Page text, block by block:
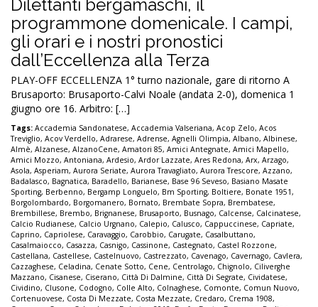
Dilettanti bergamaschi, il
programmone domenicale. I campi,
gli orari e i nostri pronostici
dall’Eccellenza alla Terza
PLAY-OFF ECCELLENZA 1° turno nazionale, gare di ritorno A
Brusaporto: Brusaporto-Calvi Noale (andata 2-0), domenica 1
giugno ore 16. Arbitro: […]
Tags: Accademia Sandonatese, Accademia Valseriana, Acop Zelo, Acos
Treviglio, Acov Verdello, Adrarese, Adrense, Agnelli Olimpia, Albano, Albinese,
Almè, Alzanese, AlzanoCene, Amatori 85, Amici Antegnate, Amici Mapello,
Amici Mozzo, Antoniana, Ardesio, Ardor Lazzate, Ares Redona, Arx, Arzago,
Asola, Asperiam, Aurora Seriate, Aurora Travagliato, Aurora Trescore, Azzano,
Badalasco, Bagnatica, Baradello, Barianese, Base 96 Seveso, Basiano Masate
Sporting, Berbenno, Bergamp Longuelo, Bm Sporting, Boltiere, Bonate 1951,
Borgolombardo, Borgomanero, Bornato, Brembate Sopra, Brembatese,
Brembillese, Brembo, Brignanese, Brusaporto, Busnago, Calcense, Calcinatese,
Calcio Rudianese, Calcio Urgnano, Calepio, Calusco, Cappuccinese, Capriate,
Caprino, Capriolese, Caravaggio, Carobbio, Carugate, Casalbuttano,
Casalmaiocco, Casazza, Casnigo, Cassinone, Castegnato, Castel Rozzone,
Castellana, Castellese, Castelnuovo, Castrezzato, Cavenago, Cavernago, Cavlera,
Cazzaghese, Celadina, Cenate Sotto, Cene, Centrolago, Chignolo, Ciliverghe
Mazzano, Cisanese, Ciserano, Città Di Dalmine, Città Di Segrate, Cividatese,
Cividino, Clusone, Codogno, Colle Alto, Colnaghese, Comonte, Comun Nuovo,
Cortenuovese, Costa Di Mezzate, Costa Mezzate, Credaro, Crema 1908,